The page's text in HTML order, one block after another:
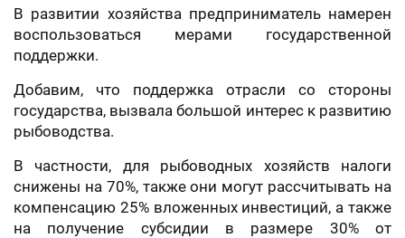
В развитии хозяйства предприниматель намерен
воспользоваться мерами государственной
поддержки.
Добавим, что поддержка отрасли со стороны
государства, вызвала большой интерес к развитию
рыбоводства.
В частности, для рыбоводных хозяйств налоги
снижены на 70%, также они могут рассчитывать на
компенсацию 25% вложенных инвестиций, а также
на получение субсидии в размере 30% от